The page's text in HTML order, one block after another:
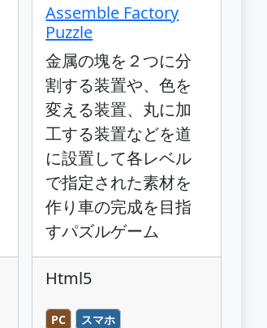
Assemble Factory
Puzzle
金属の塊を２つに分
割する装置や、色を
変える装置、丸に加
工する装置などを道
に設置して各レベル
で指定された素材を
作り車の完成を目指
すパズルゲーム
Html5
PC スマホ